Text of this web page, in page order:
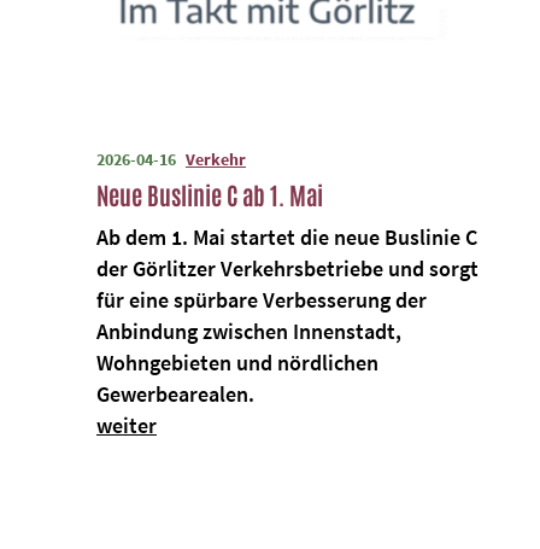
2026-04-16 Verkehr
Neue Buslinie C ab 1. Mai
Ab dem 1. Mai startet die neue Buslinie C
der Görlitzer Verkehrsbetriebe und sorgt
für eine spürbare Verbesserung der
Anbindung zwischen Innenstadt,
Wohngebieten und nördlichen
Gewerbearealen.
weiter